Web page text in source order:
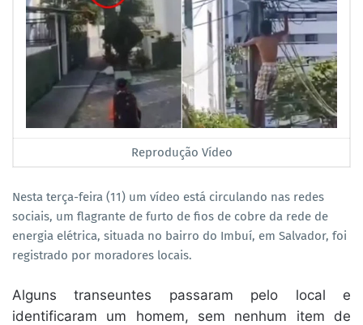
Reprodução Vídeo
Nesta terça-feira (11) um vídeo está circulando nas redes
sociais, um flagrante de furto de fios de cobre da rede de
energia elétrica, situada no bairro do Imbuí, em Salvador, foi
registrado por moradores locais.
Alguns transeuntes passaram pelo local e
identificaram um homem, sem nenhum item de